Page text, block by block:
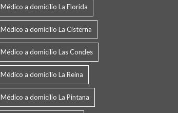
Médico a domicilio La Florida
Médico a domicilio La Cisterna
Médico a domicilio Las Condes
Médico a domicilio La Reina
Médico a domicilio La Pintana